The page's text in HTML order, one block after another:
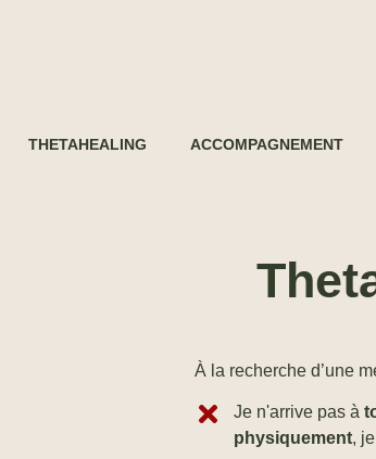
THETAHEALING ACCOMPAGNEMENT
À la recherche d’une
Je n'arrive pas à
physiquement,